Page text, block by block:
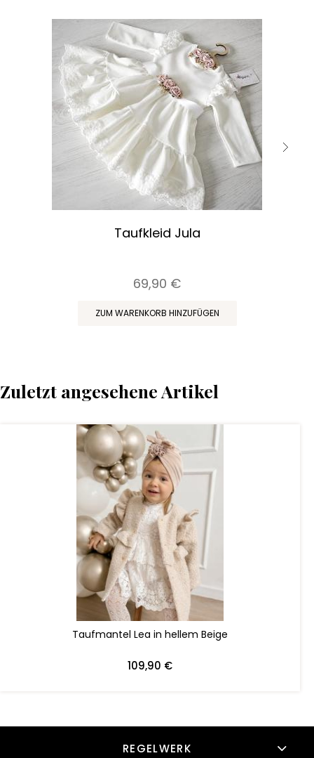
Taufkleid Jula
69,90 €
ZUM WARENKORB HINZUFÜGEN
Zuletzt angesehene Artikel
Taufmantel Lea in hellem Beige
109,90 €
ZUM WARENKORB HINZUFÜGEN
REGELWERK